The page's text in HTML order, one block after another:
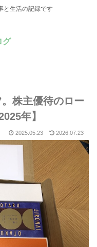
と生活の記録です
グ
株主優待のロー
年】
2025.05.23 2026.07.23